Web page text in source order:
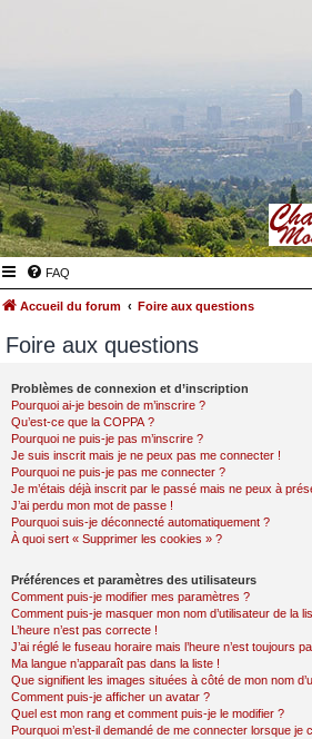
FAQ
Accueil du forum Foire aux questions
Foire aux questions
Problèmes de connexion et d’inscription
Pourquoi ai-je besoin de m’inscrire ?
Qu’est-ce que la COPPA ?
Pourquoi ne puis-je pas m’inscrire ?
Je suis inscrit mais je ne peux pas me connecter !
Pourquoi ne puis-je pas me connecter ?
Je m’étais déjà inscrit par le passé mais ne peux à
J’ai perdu mon mot de passe !
Pourquoi suis-je déconnecté automatiquement ?
À quoi sert « Supprimer les cookies » ?
Préférences et paramètres des utilisateurs
Comment puis-je modifier mes paramètres ?
Comment puis-je masquer mon nom d’utilisateur de la
L’heure n’est pas correcte !
J’ai réglé le fuseau horaire mais l’heure n’est toujours
Ma langue n’apparaît pas dans la liste !
Que signifient les images situées à côté de mon nom
Comment puis-je afficher un avatar ?
Quel est mon rang et comment puis-je le modifier ?
Pourquoi m’est-il demandé de me connecter lorsque je